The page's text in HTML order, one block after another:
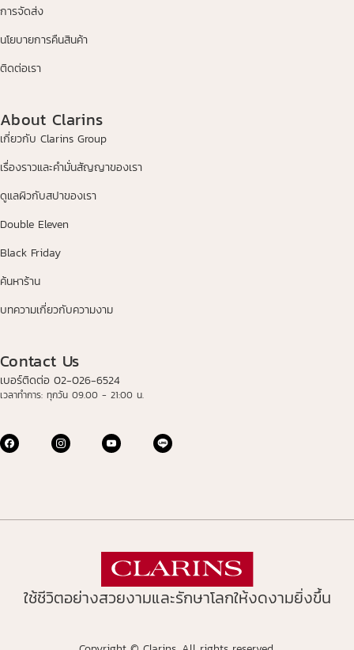
การจัดส่ง
นโยบายการคืนสินค้า
ติดต่อเรา
About Clarins
เกี่ยวกับ Clarins Group
เรื่องราวและคำมั่นสัญญาของเรา
ดูแลผิวกับสปาของเรา
Double Eleven
Black Friday
ค้นหาร้าน
บทความเกี่ยวกับความงาม
Contact Us
เบอร์ติดต่อ 02-026-6524
เวลาทำการ: ทุกวัน 09.00 - 21:00 น.
ใช้ชีวิตอย่างสวยงามและรักษาโลกให้งดงามยิ่งขึ้น